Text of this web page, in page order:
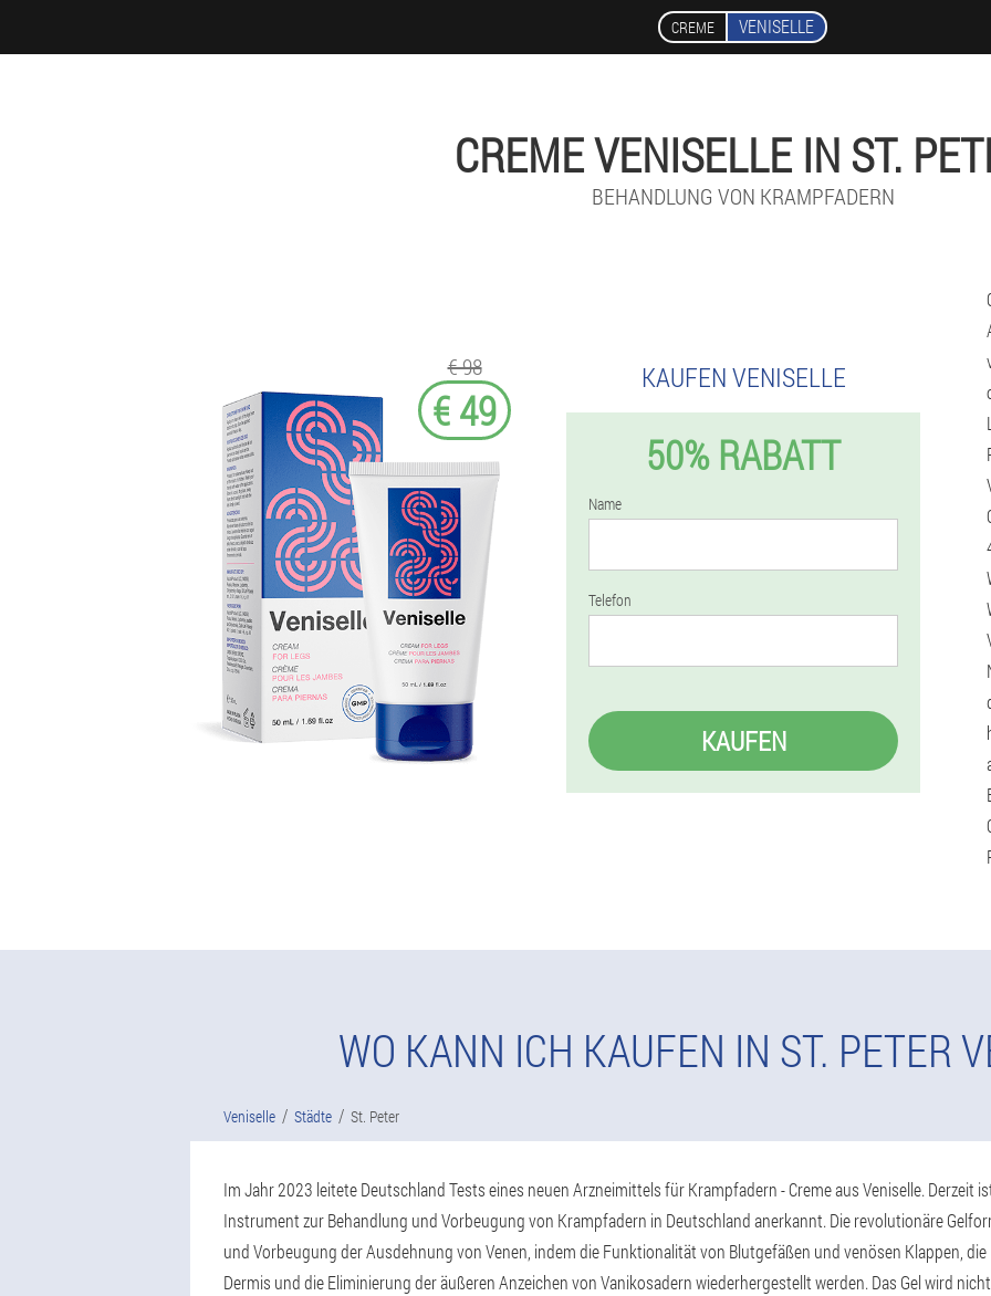
CREME VENISELLE
CREME VENISELLE IN ST.
BEHANDLUNG VON KRAMPFADERN
€ 98
€ 49
KAUFEN VENISELLE
50% RABATT
Name
Telefon
KAUFEN
WO KANN ICH KAUFEN IN ST. PETER
Veniselle Städte St. Peter
Im Jahr 2023 leitete Deutschland Tests eines neuen Arzneimittels für Krampfadern - Creme aus Veniselle. Derzeit
Instrument zur Behandlung und Vorbeugung von Krampfadern in Deutschland anerkannt. Die revolutionäre
und Vorbeugung der Ausdehnung von Venen, indem die Funktionalität von Blutgefäßen und venösen Klappen,
Dermis und die Eliminierung der äußeren Anzeichen von Vanikosadern wiederhergestellt werden. Das Gel wird